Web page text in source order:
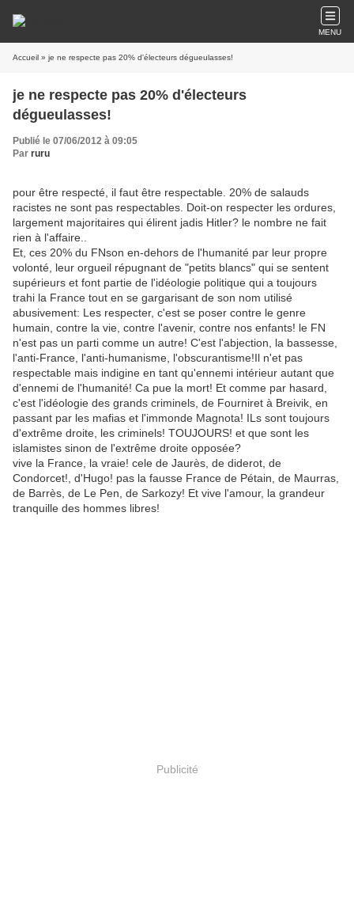
MENU
Accueil » je ne respecte pas 20% d'électeurs dégueulasses!
je ne respecte pas 20% d'électeurs
dégueulasses!
Publié le 07/06/2012 à 09:05
Par ruru
pour être respecté, il faut être respectable. 20% de salauds
racistes ne sont pas respectables. Doit-on respecter les ordures,
largement majoritaires qui élirent jadis Hitler? le nombre ne fait
rien à l'affaire..
Et, ces 20% du FNson en-dehors de l'humanité par leur propre
volonté, leur orgueil répugnant de "petits blancs" qui se sentent
supérieurs et font partie de l'idéologie politique qui a toujours
trahi la France tout en se gargarisant de son nom utilisé
abusivement: Les respecter, c'est se poser contre le genre
humain, contre la vie, contre l'avenir, contre nos enfants! le FN
n'est pas un parti comme un autre! C'est l'abjection, la bassesse,
l'anti-France, l'anti-humanisme, l'obscurantisme!Il n'et pas
respectable mais indigine en tant qu'ennemi intérieur autant que
d'ennemi de l'humanité! Ca pue la mort! Et comme par hasard,
c'est l'idéologie des grands criminels, de Fourniret à Breivik, en
passant par les mafias et l'immonde Magnota! ILs sont toujours
d'extrême droite, les criminels! TOUJOURS! et que sont les
islamistes sinon de l'extrême droite opposée?
vive la France, la vraie! cele de Jaurès, de diderot, de
Condorcet!, d'Hugo! pas la fausse France de Pétain, de Maurras,
de Barrès, de Le Pen, de Sarkozy! Et vive l'amour, la grandeur
tranquille des hommes libres!
Publicité